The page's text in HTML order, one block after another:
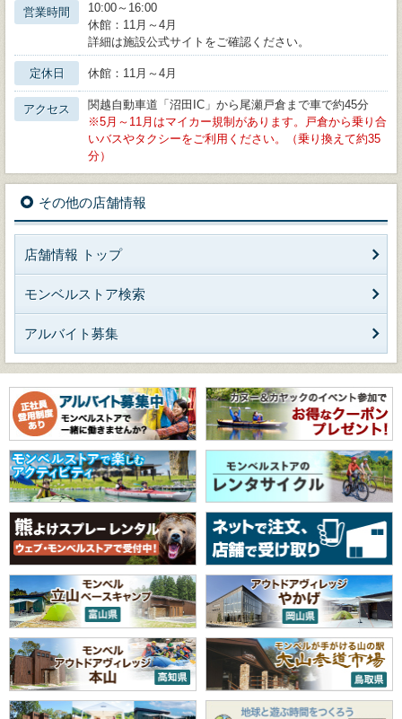
営業時間
10:00～16:00
休館：11月～4月
詳細は施設公式サイトをご確認ください。
定休日 休館：11月～4月
アクセス
関越自動車道「沼田IC」から尾瀬戸倉まで車で約45分
5月～11月はマイカー規制があります。戸倉から乗り合
いバスやタクシーをご利用ください。（乗り換えて約35
分）
その他の店舗情報
店舗情報 トップ
モンベルストア検索
アルバイト募集